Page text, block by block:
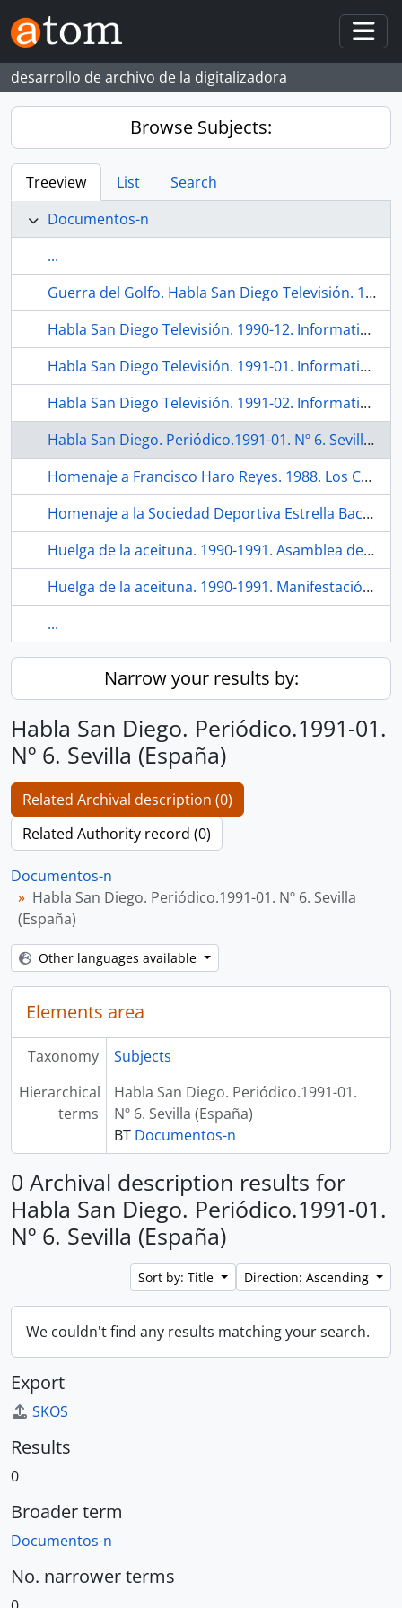
Skip to main content
desarrollo de archivo de la digitalizadora
Browse Subjects:
Treeview List
Search
Documentos-n
...
Guerra del Golfo. Habla San Diego Televisión. 1991-01. Sevilla (España).
Habla San Diego Televisión. 1990-12. Informativo. Sevilla (España).
Habla San Diego Televisión. 1991-01. Informativo. Sevilla (España).
Habla San Diego Televisión. 1991-02. Informativo. Sevilla (España).
Habla San Diego. Periódico.1991-01. Nº 6. Sevilla (España)
Homenaje a Francisco Haro Reyes. 1988. Los Corrales (Sevilla, España)
Homenaje a la Sociedad Deportiva Estrella Bachillera. 2022. Sevilla (España).
Huelga de la aceituna. 1990-1991. Asamblea de sindicatos. Pedrera (Sevilla, España)
Huelga de la aceituna. 1990-1991. Manifestación en Gilena (Sevilla, España)
...
Narrow your results by:
Habla San Diego. Periódico.1991-01.
Nº 6. Sevilla (España)
Related Archival description (0)
Related Authority record (0)
Documentos-n
Habla San Diego. Periódico.1991-01. Nº 6. Sevilla
(España)
Other languages available
Elements area
Taxonomy
Subjects
Hierarchical
terms
Habla San Diego. Periódico.1991-01.
Nº 6. Sevilla (España)
BT Documentos-n
0 Archival description results for
Habla San Diego. Periódico.1991-01.
Nº 6. Sevilla (España)
Sort by: Title Direction: Ascending
We couldn't find any results matching your search.
Export
SKOS
Results
0
Broader term
Documentos-n
No. narrower terms